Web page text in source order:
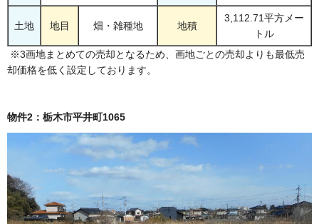
土地 地目 畑・雑種地 地積
3,112.71平方メー
トル
※3画地まとめての売却となるため、画地ごとの売却よりも最低売
却価格を低く設定しております。
物件2：栃木市平井町1065